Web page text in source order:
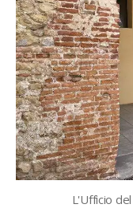
L'Ufficio